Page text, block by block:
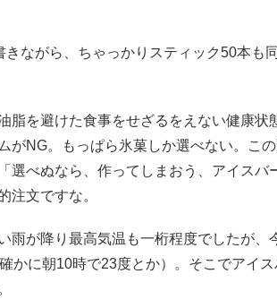
きながら、ちゃっかりスティック50本も
脂を避けた食事をせざるをえない健康状
がNG。もっぱら氷菓しか選べない。こ
選べぬなら、作ってしまおう、アイスバ
注文ですな。
雨が降り最高気温も一桁程度でしたが、
かに朝10時で23度とか）。そこでアイ